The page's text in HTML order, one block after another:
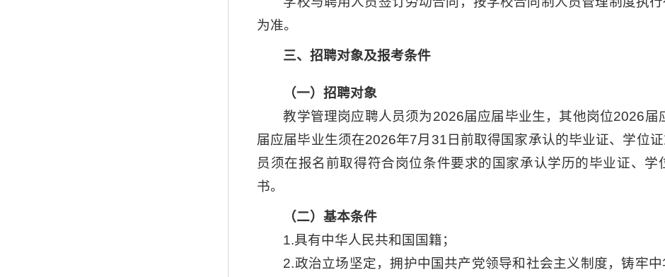
为准。
三、招聘对象及报考条件
（一）招聘对象
教学管理岗应聘人员须为2026届应届毕业生，其他岗位2026
届应届毕业生须在2026年7月31日前取得国家承认的毕业证、学位
员须在报名前取得符合岗位条件要求的国家承认学历的毕业证、
书。
（二）基本条件
1.具有中华人民共和国国籍；
2.政治立场坚定，拥护中国共产党领导和社会主义制度，铸牢